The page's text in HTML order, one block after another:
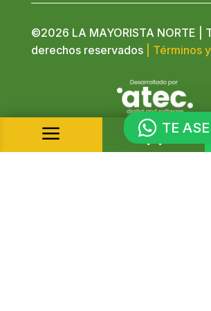
©2026 LA MAYORISTA NORTE |
derechos reservados
| Términos
a  TE